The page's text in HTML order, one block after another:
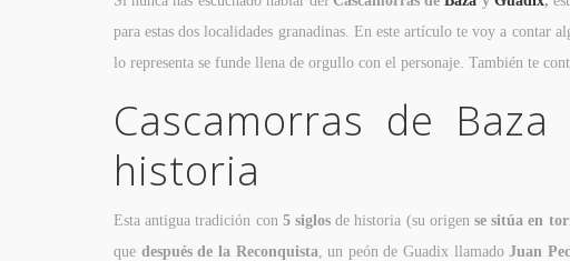
para estas dos localidades granadinas. En este artículo te voy a contar
lo representa se funde llena de orgullo con el personaje. También te
Cascamorras de
historia
Esta antigua tradición con 5 siglos de historia (su origense sitúa en
que después de la Reconquista , un peón de Guadix llamadoJuan